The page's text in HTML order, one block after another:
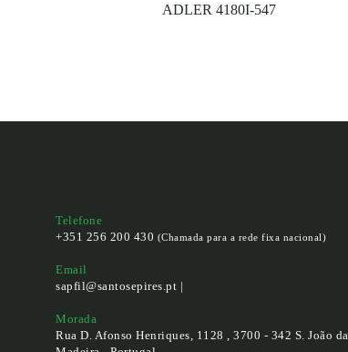
ADLER 4180I-547
Telefone
+351 256 200 430 (Chamada para a rede fixa nacional)
Email
sapfil@santosepires.pt |
Morada
Rua D. Afonso Henriques, 1128 , 3700 - 342 S. João da